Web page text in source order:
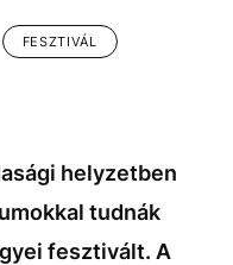
FESZTIVÁL
helyzetben
tudnák
fesztivált. A